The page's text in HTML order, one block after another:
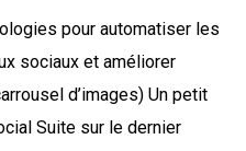
pour automatiser les
sociaux et améliorer
d’images) Un petit
Suite sur le dernier